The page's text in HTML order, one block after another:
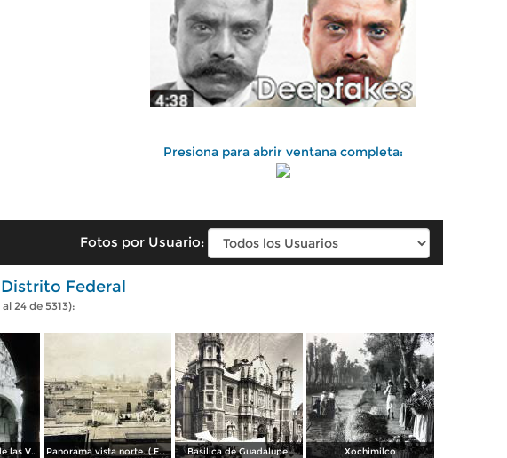
Presiona para abrir ventana completa:
Fotos por Usuario:
Distrito Federal
24 de 5313):
Patio del colegio de las Vizcainas por el fotografo Hugo Brehme. Panorama vista norte. ( Fechada el 20 de Junio de 1905 ). Basilica de Guadalupe. Xochimilco